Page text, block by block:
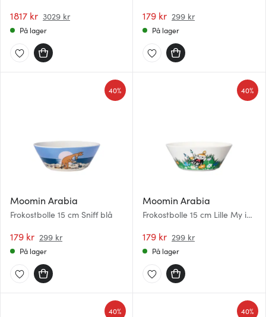
1817 kr 3029 kr
På lager
179 kr 299 kr
På lager
Moomin Arabia
Frokostbolle 15 cm Sniff blå
179 kr 299 kr
40%
På lager
Moomin Arabia
Frokostbolle 15 cm Lille My i
179 kr 299 kr
40%
På lager
40% 40%